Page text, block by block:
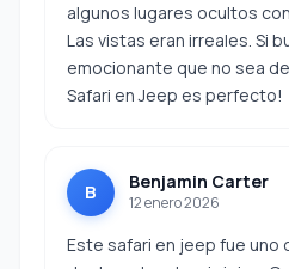
algunos lugares ocultos
Las vistas eran irreales. Si
emocionante que no sea
Safari en Jeep es perfecto!
B Benjamin Carter
12 enero 2026
Este safari en jeep fue uno